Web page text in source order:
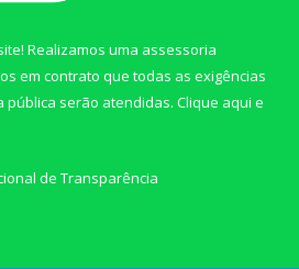
Realizamos uma assessoria
em contrato que todas as exigências
serão atendidas. Clique aqui e
de Transparência